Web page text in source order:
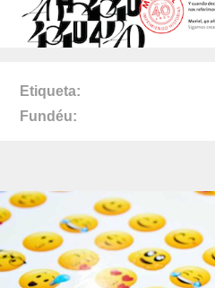
Etiqueta
Fundéu